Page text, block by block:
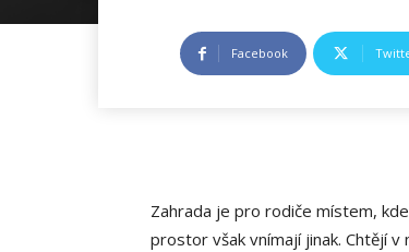
Facebook
Zahrada je pro rodiče místem,
prostor však vnímají jinak. Chtějí